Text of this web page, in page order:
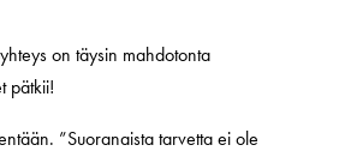
on täysin mahdotonta
pätkii!
”Suoranaista tarvetta ei ole